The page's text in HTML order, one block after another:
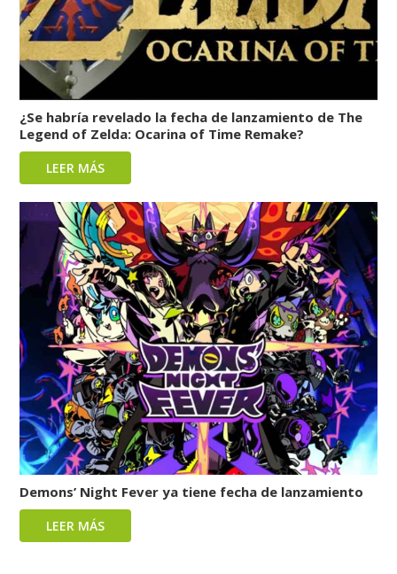
¿Se habría revelado la fecha de lanzamiento de The
Legend of Zelda: Ocarina of Time Remake?
LEER MÁS
Demons’ Night Fever ya tiene fecha de lanzamiento
LEER MÁS